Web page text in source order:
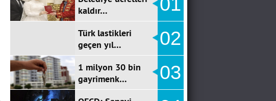
kaldır…
Türk lastikleri
geçen yıl…
02
1 milyon 30 bin
gayrimenk…
03